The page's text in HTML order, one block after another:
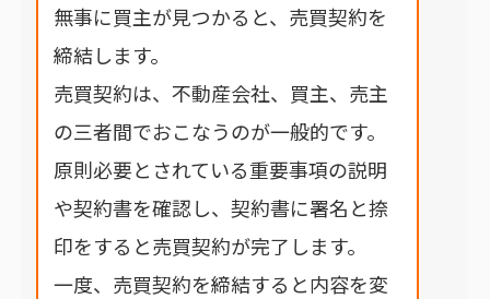
無事に買主が見つかると、売買契約を
締結します。
売買契約は、不動産会社、買主、売主
の三者間でおこなうのが一般的です。
原則必要とされている重要事項の説明
や契約書を確認し、契約書に署名と捺
印をすると売買契約が完了します。
一度、売買契約を締結すると内容を変